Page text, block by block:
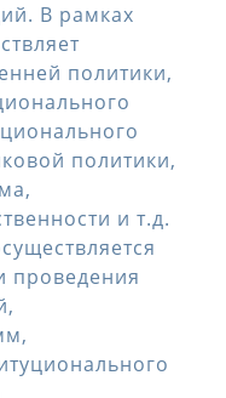
В рамках
политики,
политики,
и т.д.
проведения